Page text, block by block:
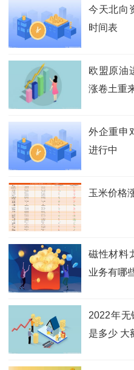
今天北向
时间表
欧盟原油
涨卷土重
外企重申
进行中
玉米价格
磁性材料
业务有哪
2022年
是多少 大